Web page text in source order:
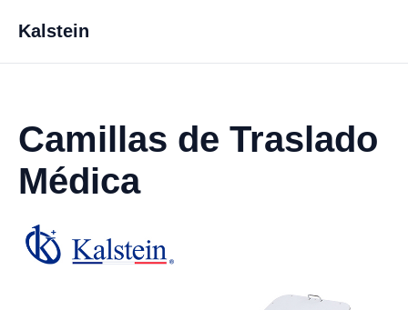
Kalstein
Camillas de Traslado
Médica